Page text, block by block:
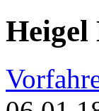
Heigel